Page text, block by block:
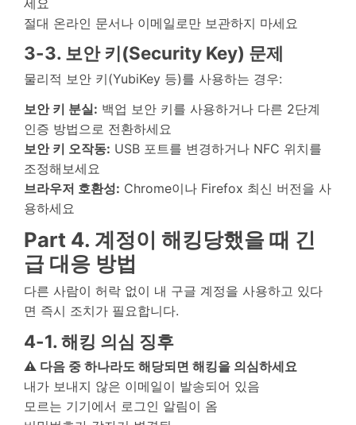
절대 온라인 문서나 이메일로만 보관하지 마세요
3-3. 보안 키(Security Key) 문제
물리적 보안 키(YubiKey 등)를 사용하는 경우:
보안 키 분실: 백업 보안 키를 사용하거나 다른 2단계
인증 방법으로 전환하세요
보안 키 오작동: USB 포트를 변경하거나 NFC 위치를
조정해보세요
브라우저 호환성: Chrome이나 Firefox 최신 버전을 사
용하세요
Part 4. 계정이 해킹당했을 때 긴
급 대응 방법
다른 사람이 허락 없이 내 구글 계정을 사용하고 있다
면 즉시 조치가 필요합니다.
4-1. 해킹 의심 징후
⚠️ 다음 중 하나라도 해당되면 해킹을 의심하세요
내가 보내지 않은 이메일이 발송되어 있음
모르는 기기에서 로그인 알림이 옴